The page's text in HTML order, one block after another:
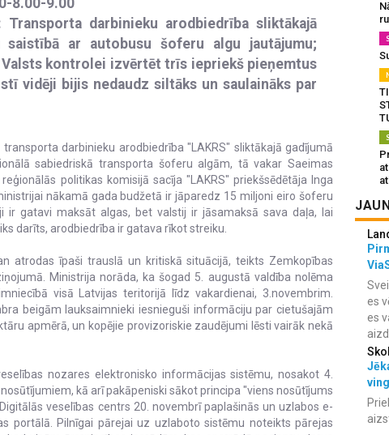
Transporta darbinieku arodbiedrība sliktākajā
saistībā ar autobusu šoferu algu jautājumu;
Valsts kontrolei izvērtēt trīs iepriekš pieņemtus
vidēji bijis nedaudz siltāks un saulaināks par
transporta darbinieku arodbiedrība "LAKRS" sliktākajā gadījumā
sabiedriskā transporta šoferu algām, tā vakar Saeimas
politikas komisijā sacīja "LAKRS" priekšsēdētāja Inga
nākamā gada budžetā ir jāparedz 15 miljoni eiro šoferu
ir gatavi maksāt algas, bet valstij ir jāsamaksā sava daļa, lai
darīts, arodbiedrība ir gatava rīkot streiku.
atrodas īpaši trauslā un kritiskā situācijā, teikts Zemkopības
Ministrija norāda, ka šogad 5. augustā valdība nolēma
visā Latvijas teritorijā līdz vakardienai, 3.novembrim.
beigām lauksaimnieki iesnieguši informāciju par cietušajām
apmērā, un kopējie provizoriskie zaudējumi lēsti vairāk nekā
nozares elektronisko informācijas sistēmu, nosakot 4.
kā arī pakāpeniski sākot principa "viens nosūtījums
veselības centrs 20. novembrī paplašinās un uzlabos e-
portālā. Pilnīgai pārejai uz uzlaboto sistēmu noteikts pārejas
es
es